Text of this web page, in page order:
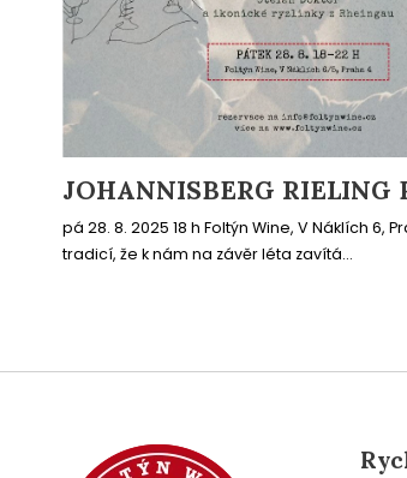
JOHANNISBERG RIELING
pá 28. 8. 2025 18 h Foltýn Wine, V Náklích 6,
tradicí, že k nám na závěr léta zavítá...